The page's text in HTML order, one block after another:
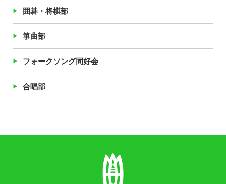
囲碁・将棋部
箏曲部
フォークソング同好会
合唱部